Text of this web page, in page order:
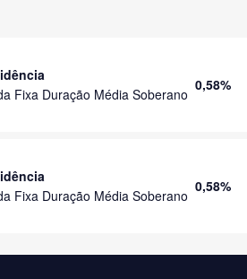
Fixa Duração Média Soberano
0,58%
Fixa Duração Média Soberano
0,58%